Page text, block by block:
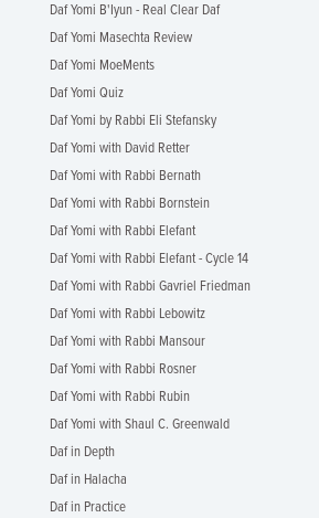
Daf Yomi B'Iyun - Real Clear Daf
Daf Yomi Masechta Review
Daf Yomi MoeMents
Daf Yomi Quiz
Daf Yomi by Rabbi Eli Stefansky
Daf Yomi with David Retter
Daf Yomi with Rabbi Bernath
Daf Yomi with Rabbi Bornstein
Daf Yomi with Rabbi Elefant
Daf Yomi with Rabbi Elefant - Cycle 14
Daf Yomi with Rabbi Gavriel Friedman
Daf Yomi with Rabbi Lebowitz
Daf Yomi with Rabbi Mansour
Daf Yomi with Rabbi Rosner
Daf Yomi with Rabbi Rubin
Daf Yomi with Shaul C. Greenwald
Daf in Depth
Daf in Halacha
Daf in Practice